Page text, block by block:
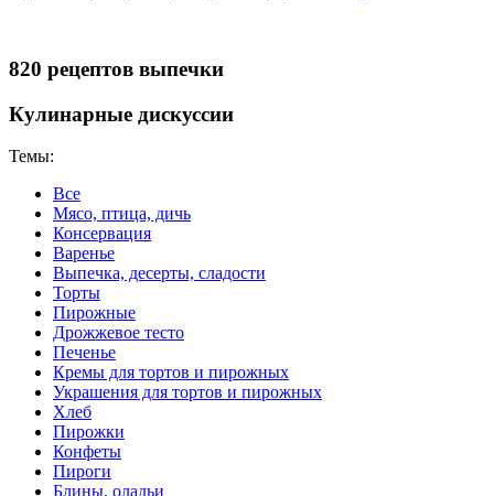
820 рецептов выпечки
Кулинарные дискуссии
Темы:
Все
Мясо, птица, дичь
Консервация
Варенье
Выпечка, десерты, сладости
Торты
Пирожные
Дрожжевое тесто
Печенье
Кремы для тортов и пирожных
Украшения для тортов и пирожных
Хлеб
Пирожки
Конфеты
Пироги
Блины, оладьи